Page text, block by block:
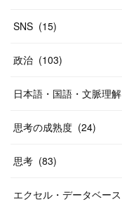
SNS (15)
政治 (103)
日本語・国語・文脈理解
思考の成熟度 (24)
思考 (83)
エクセル・データベース